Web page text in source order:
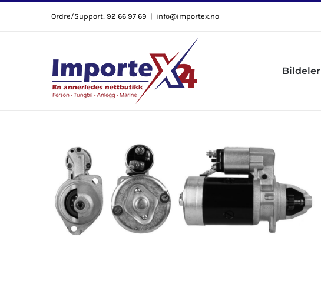
Ordre/Support: 92 66 97 69 | info@importex.no
Bildeler